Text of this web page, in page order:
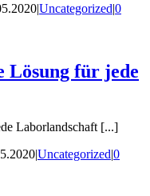
|Uncategorized|0
Lösung für jede
Laborlandschaft [...]
|Uncategorized|0